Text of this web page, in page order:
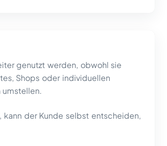
genutzt werden, obwohl sie
Shops oder individuellen
der Kunde selbst entscheiden,